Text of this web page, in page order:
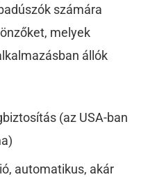
számára
melyek
állók
(az USA-ban
automatikus, akár